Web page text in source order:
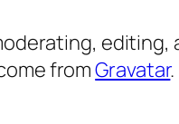
editing,
fromGravatar.